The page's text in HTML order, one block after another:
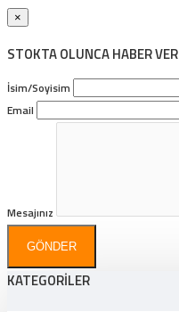
×
STOKTA OLUNCA HABER VER
İsim/Soyisim
Email
Mesajınız
GÖNDER
KATEGORİLER